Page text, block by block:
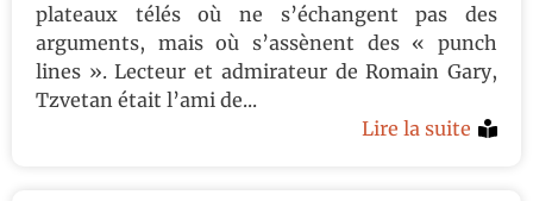
plateaux télés où ne s’échangent pas des
arguments, mais où s’assènent des « punch
lines ». Lecteur et admirateur de Romain Gary,
Tzvetan était l’ami de...
Lire la suite